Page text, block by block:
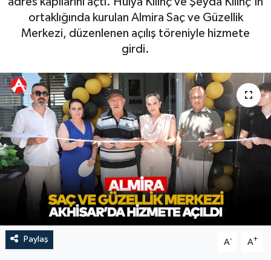
ortaklığında kurulan Almira Saç ve Güzellik
Merkezi, düzenlenen açılış töreniyle hizmete
girdi.
Paylaş A- A+
Magazin
Kadın
Yerel Haber
Akhisar Emlak
Ülke
Etiketler
Duyurular
Sektörel
Röportaj
Dünya
Yaşam
Kadın
Teknoloji